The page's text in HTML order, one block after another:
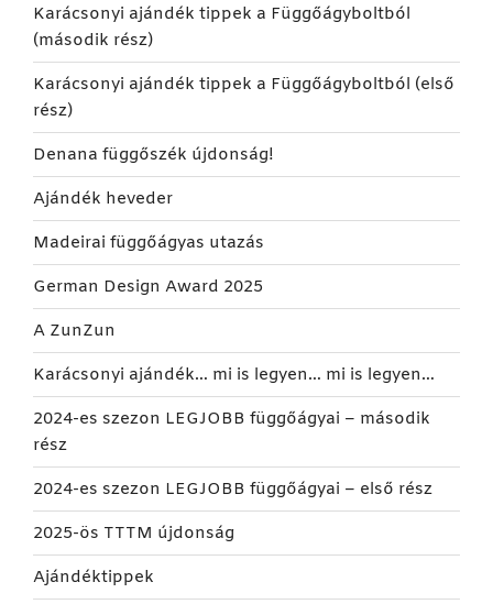
Karácsonyi ajándék tippek a Függőágyboltból
(második rész)
Karácsonyi ajándék tippek a Függőágyboltból (első
rész)
Denana függőszék újdonság!
Ajándék heveder
Madeirai függőágyas utazás
German Design Award 2025
A ZunZun
Karácsonyi ajándék… mi is legyen… mi is legyen…
2024-es szezon LEGJOBB függőágyai – második
rész
2024-es szezon LEGJOBB függőágyai – első rész
2025-ös TTTM újdonság
Ajándéktippek